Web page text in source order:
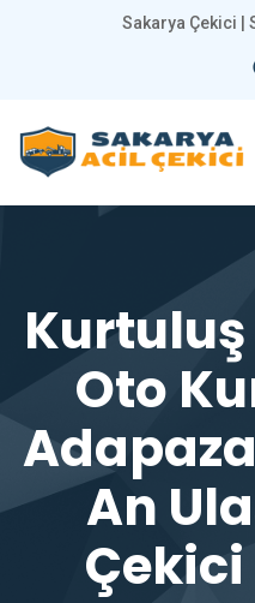
Sakarya Çekici |
Oto
An